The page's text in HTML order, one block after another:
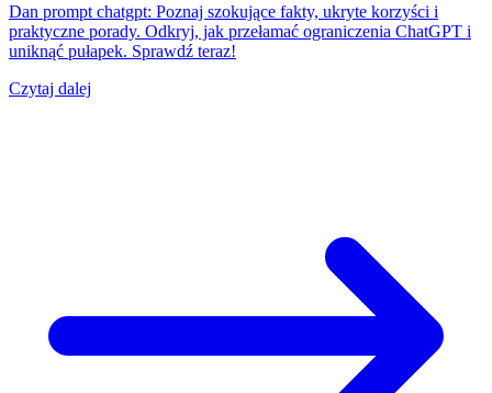
Dan prompt chatgpt: Poznaj szokujące fakty, ukryte korzyści i
praktyczne porady. Odkryj, jak przełamać ograniczenia ChatGPT i
uniknąć pułapek. Sprawdź teraz!
Czytaj dalej